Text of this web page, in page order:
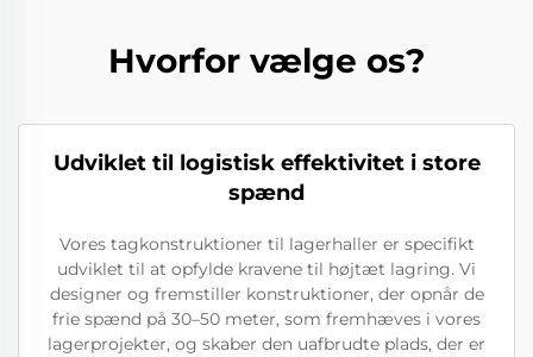
Hvorfor vælge os?
Udviklet til logistisk effektivitet i store
spænd
Vores tagkonstruktioner til lagerhaller er specifikt
udviklet til at opfylde kravene til højtæt lagring. Vi
designer og fremstiller konstruktioner, der opnår de
frie spænd på 30–50 meter, som fremhæves i vores
lagerprojekter, og skaber den uafbrudte plads, der er